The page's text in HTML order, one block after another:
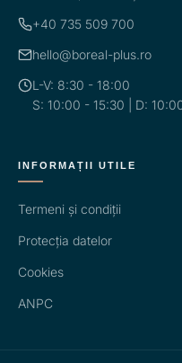
+40 735 509 700
hello@boreal-plus.ro
L-V: 8:30 - 18:00
S: 10:00 - 15:30 | D:
INFORMAȚII UTILE
Termeni și condiții
Protecția datelor
Cookies
ANPC